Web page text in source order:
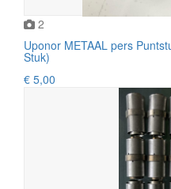
2
Uponor METAAL pers
Stuk)
€ 5,00